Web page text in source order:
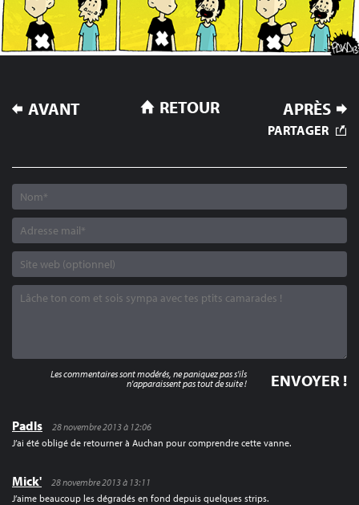
NAVIGATION
DE
AVANT APRÈS
RETOUR
PARTAGER
Padls
28 novembre 2013 à 12:06
J’ai été obligé de retourner à Auchan pour comprendre cette vanne.
Mick'
28 novembre 2013 à 13:11
J’aime beaucoup les dégradés en fond depuis quelques strips.
Les commentaires sont modérés, ne paniquez pas s'ils
n'apparaissent pas tout de suite !